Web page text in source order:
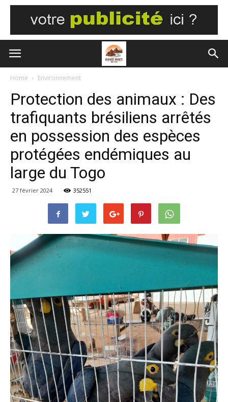
Home Environnement
Protection des animaux : Des
trafiquants brésiliens arrêtés
en possession des espèces
protégées endémiques au
large du Togo
27 février 2024 352551